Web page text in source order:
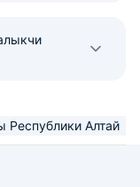
Республики Алтай